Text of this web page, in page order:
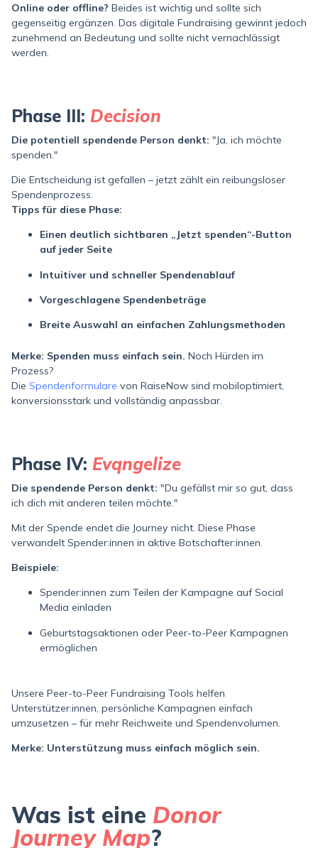
Online oder offline? Beides ist wichtig und sollte sich
gegenseitig ergänzen. Das digitale Fundraising gewinnt jedoch
zunehmend an Bedeutung und sollte nicht vernachlässigt
werden.
Phase III: Decision
Die potentiell spendende Person denkt: "Ja, ich möchte
spenden."
Die Entscheidung ist gefallen – jetzt zählt ein reibungsloser
Spendenprozess.
Tipps für diese Phase:
Einen deutlich sichtbaren „Jetzt spenden“-Button
auf jeder Seite
Intuitiver und schneller Spendenablauf
Vorgeschlagene Spendenbeträge
Breite Auswahl an einfachen Zahlungsmethoden
Merke: Spenden muss einfach sein. Noch Hürden im
Prozess?
Die Spendenformulare von RaiseNow sind mobiloptimiert,
konversionsstark und vollständig anpassbar.
Phase IV: Evqngelize
Die spendende Person denkt: "Du gefällst mir so gut, dass
ich dich mit anderen teilen möchte."
Mit der Spende endet die Journey nicht. Diese Phase
verwandelt Spender:innen in aktive Botschafter:innen.
Beispiele:
Spender:innen zum Teilen der Kampagne auf Social
Media einladen
Geburtstagsaktionen oder Peer-to-Peer Kampagnen
ermöglichen
Unsere Peer-to-Peer Fundraising Tools helfen
Unterstützer:innen, persönliche Kampagnen einfach
umzusetzen – für mehr Reichweite und Spendenvolumen.
Merke: Unterstützung muss einfach möglich sein.
Was ist eine Donor
Journey Map?